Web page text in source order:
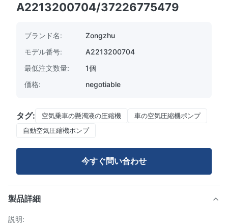
A2213200704/37226775479
ブランド名:
Zongzhu
モデル番号:
A2213200704
最低注文数量:
1個
価格:
negotiable
タグ: 空気乗車の懸濁液の圧縮機
車の空気圧縮機ポンプ
自動空気圧縮機ポンプ
今すぐ問い合わせ
製品詳細
説明: